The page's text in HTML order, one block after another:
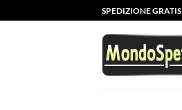
ai
SPEDIZIONE GRATIS